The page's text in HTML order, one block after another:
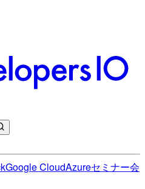
Google CloudAzureセミナー会